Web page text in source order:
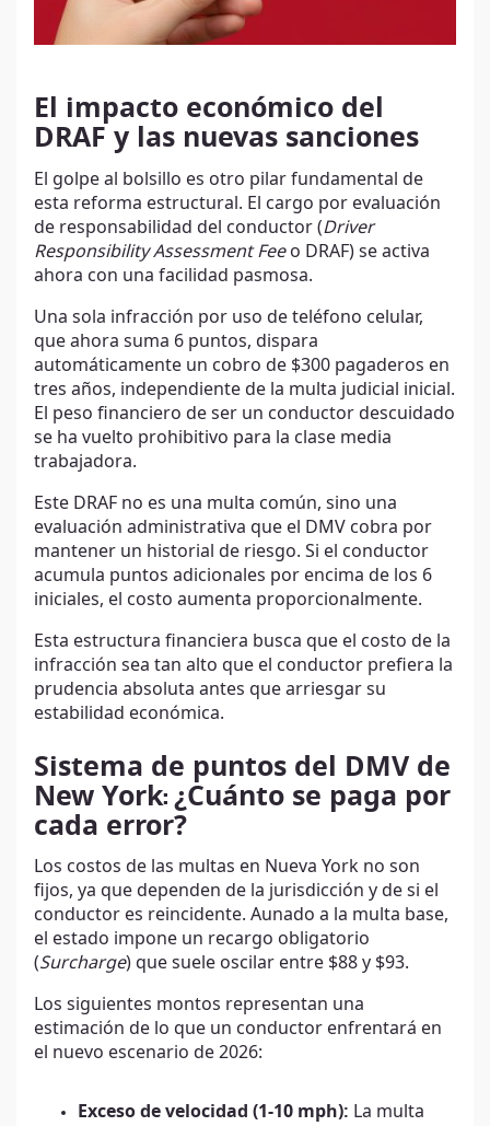
El impacto económico del
DRAF y las nuevas sanciones
El golpe al bolsillo es otro pilar fundamental de
esta reforma estructural. El cargo por evaluación
de responsabilidad del conductor (Driver
Responsibility Assessment Feeo DRAF) se activa
ahora con una facilidad pasmosa.
Una sola infracción por uso de teléfono celular,
que ahora suma 6 puntos, dispara
automáticamente un cobro de $300 pagaderos en
tres años, independiente de la multa judicial inicial.
El peso financiero de ser un conductor descuidado
se ha vuelto prohibitivo para la clase media
trabajadora.
Este DRAF no es una multa común, sino una
evaluación administrativa que el DMV cobra por
mantener un historial de riesgo. Si el conductor
acumula puntos adicionales por encima de los 6
iniciales, el costo aumenta proporcionalmente.
Esta estructura financiera busca que el costo de la
infracción sea tan alto que el conductor prefiera la
prudencia absoluta antes que arriesgar su
estabilidad económica.
Sistema de puntos del DMV de
New York: ¿Cuánto se paga por
cada error?
Los costos de las multas en Nueva York no son
fijos, ya que dependen de la jurisdicción y de si el
conductor es reincidente. Aunado a la multa base,
el estado impone un recargo obligatorio
(Surcharge) que suele oscilar entre $88 y $93.
Los siguientes montos representan una
estimación de lo que un conductor enfrentará en
el nuevo escenario de 2026:
Exceso de velocidad (1-10 mph): La multa